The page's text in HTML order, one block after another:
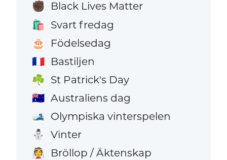
✊🏿 Black Lives Matter
🛍️ Svart fredag
🎂 Födelsedag
🇫🇷 Bastiljen
☘️ St Patrick's Day
🇦🇺 Australiens dag
🎿 Olympiska vinterspelen
⛄ Vinter
👰 Bröllop / Äktenskap